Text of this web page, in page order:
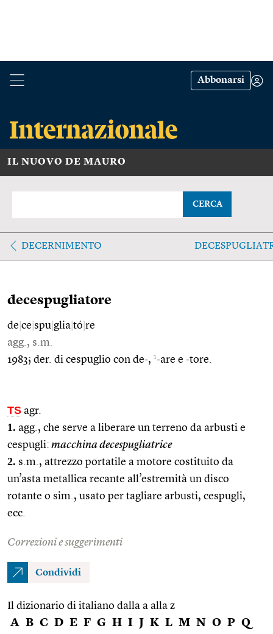
Abbonarsi
IL NUOVO DE MAURO
CERCA
DECERNIMENTO
decespugliatore
de ce spu glia tó re
agg., s.m.
1983; der. di cespuglio con de-, 1-are e -tore.
TS agr.
1. agg., che serve a liberare un terreno da arbusti e
cespugli: macchina decespugliatrice
2. s.m., attrezzo portatile a motore costituito da
un’asta metallica recante all’estremità un disco
rotante o sim., usato per tagliare arbusti, cespugli,
ecc.
Correzioni e suggerimenti
Condividi
Il dizionario di italiano dalla a alla z
A B C D E F G H I J K L M N O P Q